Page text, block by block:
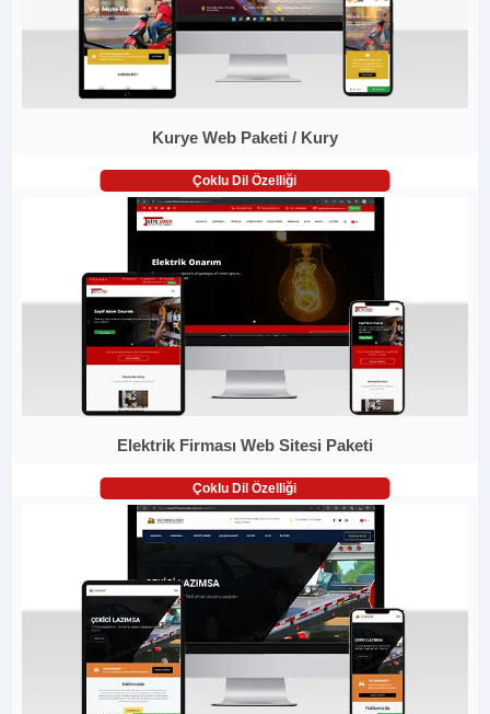
Kurye Web Paketi / Kury
Çoklu Dil Özelliği
Elektrik Firması Web Sitesi Paketi
Çoklu Dil Özelliği